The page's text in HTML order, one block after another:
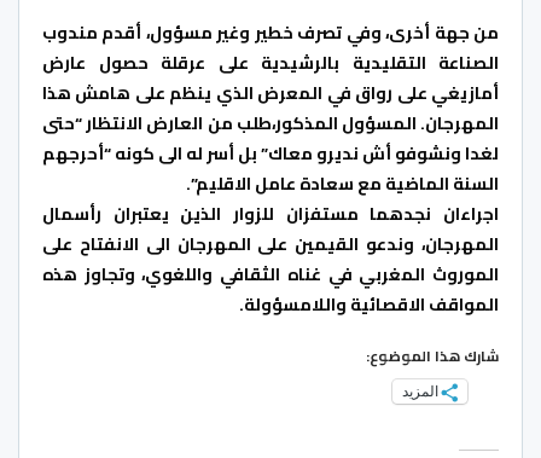
من جهة أخرى، وفي تصرف خطير وغير مسؤول، أقدم مندوب
الصناعة التقليدية بالرشيدية على عرقلة حصول عارض
أمازيغي على رواق في المعرض الذي ينظم على هامش هذا
المهرجان. المسؤول المذكور،طلب من العارض الانتظار “حتى
لغدا ونشوفو أش نديرو معاك” بل أسر له الى كونه “أحرجهم
السنة الماضية مع سعادة عامل الاقليم”.
اجراءان نجدهما مستفزان للزوار الذين يعتبران رأسمال
المهرجان، وندعو القيمين على المهرجان الى الانفتاح على
الموروث المغربي في غناه الثقافي واللغوي، وتجاوز هذه
المواقف الاقصائية واللامسؤولة.
شارك هذا الموضوع:
المزيد